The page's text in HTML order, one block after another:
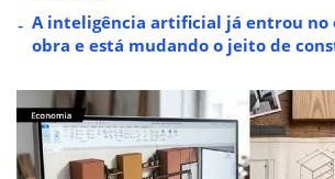
A inteligência artificial já entrou no
obra e está mudando o jeito de